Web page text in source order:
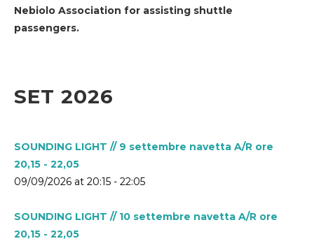
Nebiolo Association for assisting shuttle
passengers.
SET 2026
SOUNDING LIGHT // 9 settembre navetta A/R ore
20,15 - 22,05
09/09/2026 at 20:15 - 22:05
SOUNDING LIGHT // 10 settembre navetta A/R ore
20,15 - 22,05